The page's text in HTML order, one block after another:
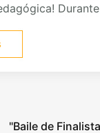
"Baile de